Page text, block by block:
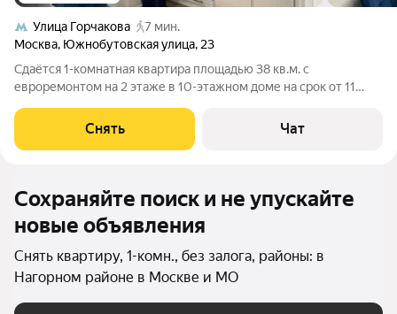
Улица Горчакова
7 мин.
Москва, Южнобутовская улица, 23
Сдаётся 1-комнатная квартира площадью 38 кв.м. с
евроремонтом на 2 этаже в 10-этажном доме на срок от 11
Холодильник Посудомоечная машина Кондиционер Дом -
панельный, окна выходят во двор.
Снять Чат
Сохраняйте поиск и не упускайте
новые объявления
Снять квартиру, 1-комн., без залога, районы: в
Нагорном районе в Москве и МО